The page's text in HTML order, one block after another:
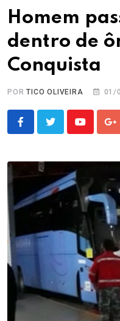
Homem
dentro de
Conquista
PORTICO OLIVEIRA 01/
Youtube